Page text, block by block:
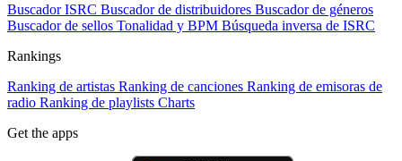
Buscador ISRC Buscador de distribuidores Buscador de géneros
Buscador de sellos Tonalidad y BPM Búsqueda inversa de ISRC
Rankings
Ranking de artistas Ranking de canciones Ranking de emisoras de
radio Ranking de playlists Charts
Get the apps